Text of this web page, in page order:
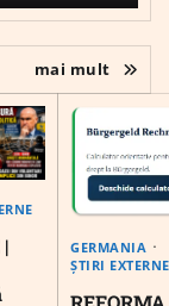
mai mult
GERMANIA
ȘTIRI EXTERNE